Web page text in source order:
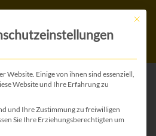
/ Ostern 44
Mit
Website. Einige von ihnen sind essenziell,
Website und Ihre Erfahrung zu
und Ihre Zustimmung zu freiwilligen
Sie Ihre Erziehungsberechtigten um